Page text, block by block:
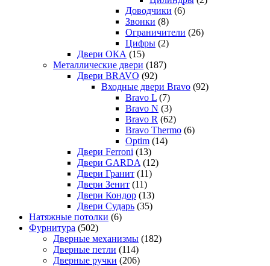
Доводчики (6)
Звонки (8)
Ограничители (26)
Цифры (2)
Двери ОКА (15)
Металлические двери (187)
Двери BRAVO (92)
Входные двери Bravo (92)
Bravo L (7)
Bravo N (3)
Bravo R (62)
Bravo Thermo (6)
Optim (14)
Двери Ferroni (13)
Двери GARDA (12)
Двери Гранит (11)
Двери Зенит (11)
Двери Кондор (13)
Двери Сударь (35)
Натяжные потолки (6)
Фурнитура (502)
Дверные механизмы (182)
Дверные петли (114)
Дверные ручки (206)